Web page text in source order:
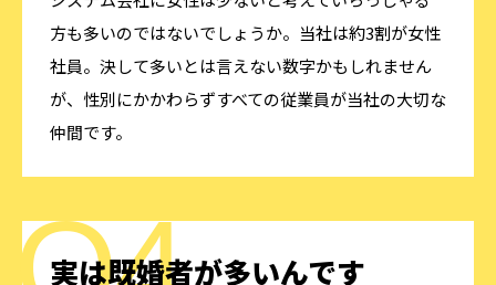
方も多いのではないでしょうか。当社は約3割が女性
社員。決して多いとは言えない数字かもしれません
が、性別にかかわらずすべての従業員が当社の大切な
仲間です。
実は既婚者が多いんです